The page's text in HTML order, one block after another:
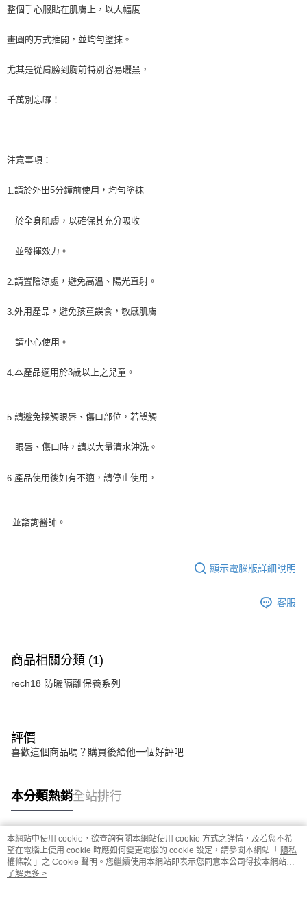
整個手心服貼在肌膚上，以大幅度
畫圓的方式推開，並均勻塗抹。
尤其是從肩膀到胸前特別容易曬黑，
千萬別忘囉！
注意事項：
1. 請於外出5分鐘前使用，均勻塗抹
於全身肌膚，以確保其充分吸收
並發揮效力。
2. 請置陰涼處，避免高溫、陽光直射。
3. 外用產品，避免孩童誤食，敏感肌膚
請小心使用。
4. 本產品適用於3歲以上之兒童。
5. 請避免接觸眼唇、傷口部位，若誤觸
眼唇、傷口時，請以大量清水沖洗。
6. 產品使用後如有不適，請停止使用，
並諮詢醫師。
顯示電腦版詳細說明
客服
商品相關分類 (1)
rech18 防曬隔離保養系列
評價
喜歡這個商品嗎？購買後給他一個好評吧
本分類熱銷全站排行
熱門標籤
本網站中使用 cookie，欲查詢有關本網站使用 cookie 方式之詳情，及若您不希
望在電腦上使用 cookie 時應如何變更電腦的 cookie 設定，請參閱本網站「 隱私
權條款 」之 Cookie 聲明。您繼續使用本網站即表示您同意本公司得按本網站使
用條款之 Cookie 聲明使用 cookie。
了解更多 >